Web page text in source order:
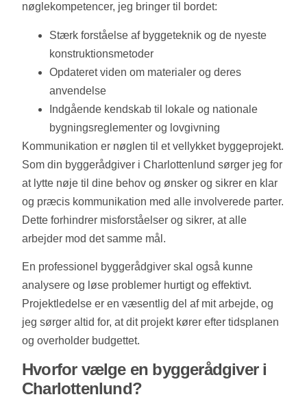
nøglekompetencer, jeg bringer til bordet:
Stærk forståelse af byggeteknik og de nyeste
konstruktionsmetoder
Opdateret viden om materialer og deres
anvendelse
Indgående kendskab til lokale og nationale
bygningsreglementer og lovgivning
Kommunikation er nøglen til et vellykket byggeprojekt.
Som din byggerådgiver i Charlottenlund sørger jeg for
at lytte nøje til dine behov og ønsker og sikrer en klar
og præcis kommunikation med alle involverede parter.
Dette forhindrer misforståelser og sikrer, at alle
arbejder mod det samme mål.
En professionel byggerådgiver skal også kunne
analysere og løse problemer hurtigt og effektivt.
Projektledelse er en væsentlig del af mit arbejde, og
jeg sørger altid for, at dit projekt kører efter tidsplanen
og overholder budgettet.
Hvorfor vælge en byggerådgiver i
Charlottenlund?